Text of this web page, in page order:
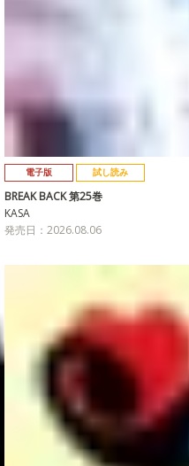
電子版 試し読み
BREAK BACK 第25巻
KASA
発売日：2026.08.06